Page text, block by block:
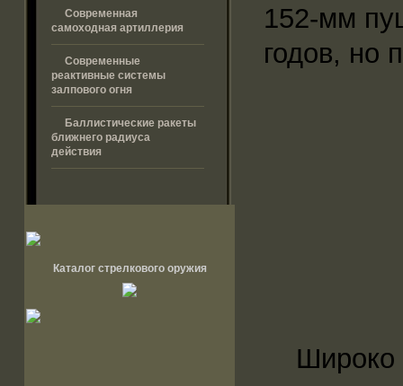
Современная
самоходная артиллерия
Современные
реактивные системы
залпового огня
Баллистические ракеты
ближнего радиуса
действия
Каталог стрелкового оружия
152-мм
годов, но
Широко